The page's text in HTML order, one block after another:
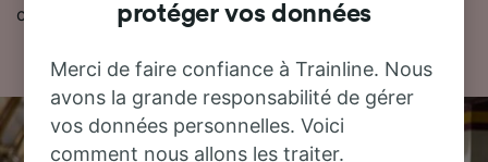
chers.
protéger vos données
Merci de faire confiance à Trainline. Nous
avons la grande responsabilité de gérer
vos données personnelles. Voici
comment nous allons les traiter.